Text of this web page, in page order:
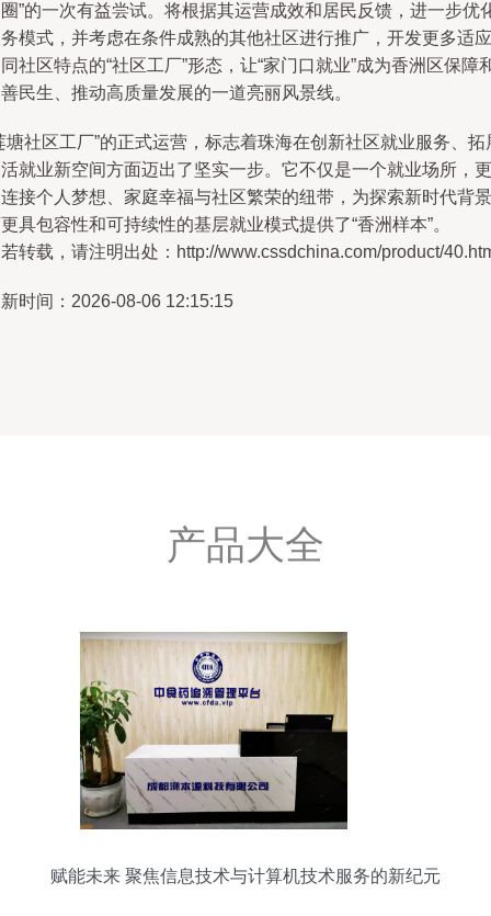
”的一次有益尝试。将根据其运营成效和居民反馈，进一步优
模式，并考虑在条件成熟的其他社区进行推广，开发更多适应
社区特点的“社区工厂”形态，让“家门口就业”成为香洲区保障
民生、推动高质量发展的一道亮丽风景线。
塘社区工厂”的正式运营，标志着珠海在创新社区就业服务、拓
就业新空间方面迈出了坚实一步。它不仅是一个就业场所，更
接个人梦想、家庭幸福与社区繁荣的纽带，为探索新时代背景
具包容性和可持续性的基层就业模式提供了“香洲样本”。
转载，请注明出处：http://www.cssdchina.com/product/
时间：2026-08-06 12:15:15
产品大全
赋能未来 聚焦信息技术与计算机技术服务的新纪元